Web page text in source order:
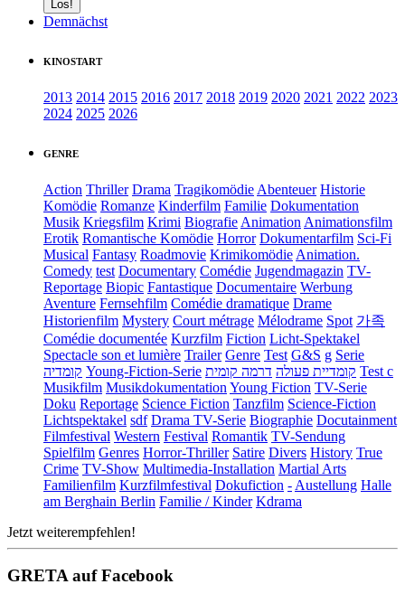
Demnächst
KINOSTART
2013 2014 2015 2016 2017 2018 2019 2020 2021 2022 2023
2024 2025 2026
GENRE
Action Thriller Drama Tragikomödie Abenteuer Historie
Komödie Romanze Kinderfilm Familie Dokumentation
Musik Kriegsfilm Krimi Biografie Animation Animationsfilm
Erotik Romantische Komödie Horror Dokumentarfilm Sci-Fi
Musical Fantasy Roadmovie Krimikomödie Animation.
Comedy test Documentary Comédie Jugendmagazin TV-
Reportage Biopic Fantastique Documentaire Werbung
Aventure Fernsehfilm Comédie dramatique Drame
Historienfilm Mystery Court métrage Mélodrame Spot 가족
Comédie documentée Kurzfilm Fiction Licht-Spektakel
Spectacle son et lumière Trailer Genre Test G&S g Serie
קומדיה Young-Fiction-Serie קומדיית פעולה דרמה קומית
Test c
Musikfilm Musikdokumentation Young Fiction TV-Serie
Doku Reportage Science Fiction Tanzfilm Science-Fiction
Lichtspektakel sdf Drama TV-Serie Biographie Docutainment
Filmfestival Western Festival Romantik TV-Sendung
Spielfilm Genres Horror-Thriller Satire Divers History True
Crime TV-Show Multimedia-Installation Martial Arts
Familienfilm Kurzfilmfestival Dokufiction - Austellung Halle
am Berghain Berlin Familie / Kinder Kdrama
Jetzt weiterempfehlen!
GRETA auf Facebook